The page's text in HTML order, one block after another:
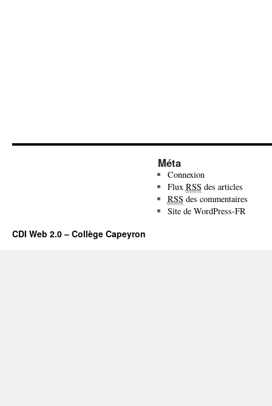
Méta
Connexion
Flux RSS des articles
RSS des commentaires
Site de WordPress-FR
CDI Web 2.0 – Collège Capeyron